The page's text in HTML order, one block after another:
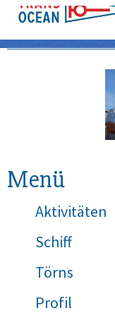
Menü
Aktivitäten
Schiff
Törns
Profil